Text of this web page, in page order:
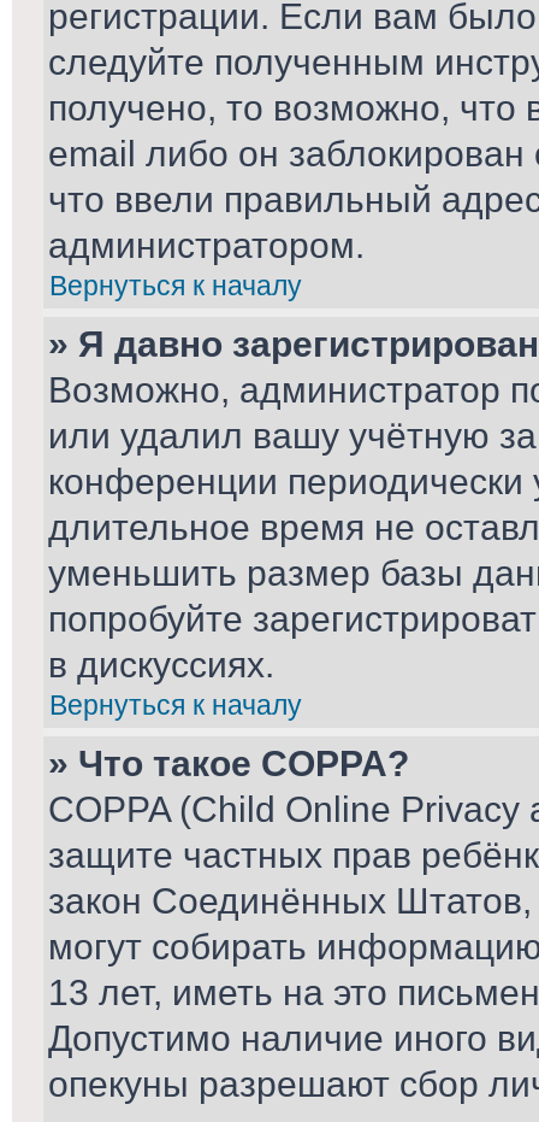
регистрации. Если вам
следуйте полученным
получено, то возможно,
email либо он
что ввели правильный
администратором.
Вернуться к началу
» Я давно
Возможно, администратор
или удалил вашу учётную
конференции периодически
длительное время не
уменьшить размер базы
попробуйте
в дискуссиях.
Вернуться к началу
» Что такое COPPA?
COPPA (Child Online Privacy
защите частных прав
закон Соединённых
могут собирать
13 лет, иметь на это
Допустимо наличие иного
опекуны разрешают сбор